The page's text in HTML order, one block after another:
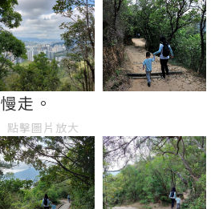
走。
點擊圖片放大